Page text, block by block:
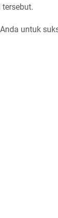
untuk